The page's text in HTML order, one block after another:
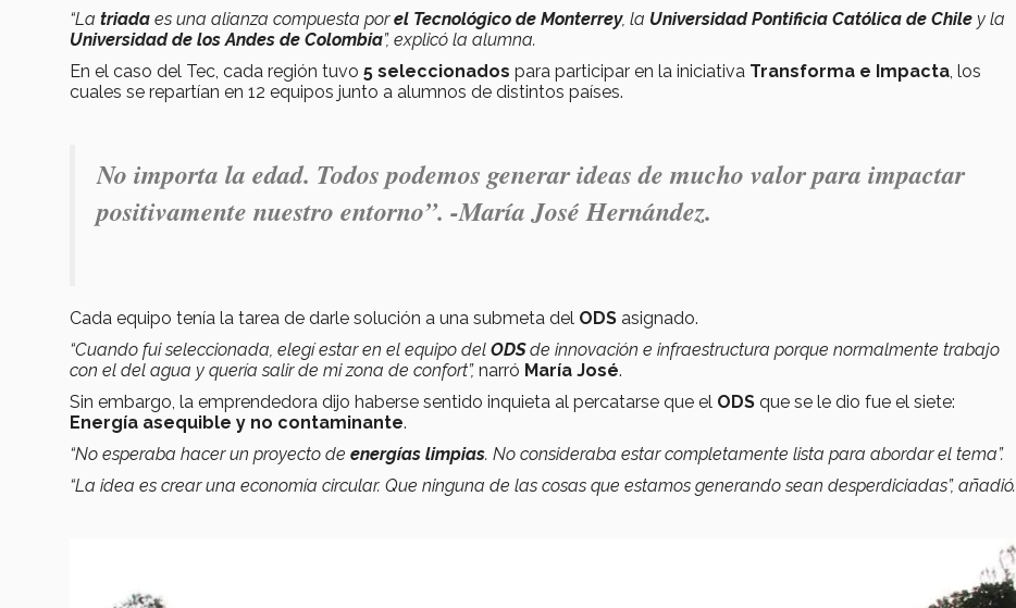
“La triada es una alianza compuesta porel Tecnológico de Monterrey, la Universidad Pontificia Católica de Chile y la
Universidad de los Andes de Colombia”, explicó la alumna.
En el caso del Tec, cada región tuvo 5 seleccionados para participar en la iniciativa Transforma e Impacta, los
cuales se repartían en 12 equipos junto a alumnos de distintos países.
No importa la edad. Todos podemos generar ideas de mucho valor para impactar
positivamente nuestro entorno”. -María José Hernández.
Cada equipo tenía la tarea de darle solución a una submeta del ODS asignado.
“Cuando fui seleccionada, elegí estar en el equipo del ODSde innovación e infraestructura porque normalmente trabajo
con el del agua y quería salir de mi zona de confort”, narró María José.
Sin embargo, la emprendedora dijo haberse sentido inquieta al percatarse que el ODS que se le dio fue el siete:
Energía asequible y no contaminante.
“No esperaba hacer un proyecto de energías limpias. No consideraba estar completamente lista para abordar el tema”.
“La idea es crear una economía circular. Que ninguna de las cosas que estamos generando sean desperdiciadas”, añadió.